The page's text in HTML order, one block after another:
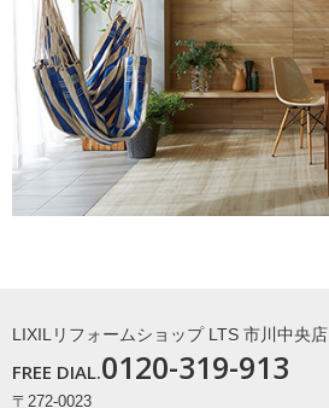
LIXILリフォームショップ LTS 市川中央店
FREE DIAL.0120-319-913
〒272-0023